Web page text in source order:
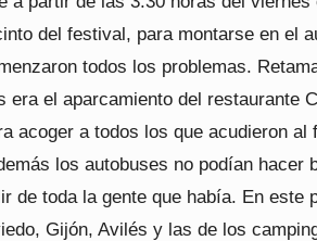
del festival, para montarse en el
todos los problemas.
era el aparcamiento del restaurante
acoger a todos los que acudieron
los autobuses no podían hacer
de toda la gente que había. En este
Gijón, Avilés y las de los